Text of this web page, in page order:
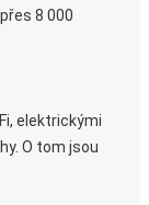
8 000
elektrickými
O tom jsou